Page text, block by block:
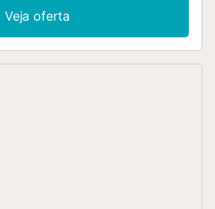
O ponto alto deste alojamento é a
com 2 terraços abertos. Uma
constituída por uma piscina e um
Veja oferta